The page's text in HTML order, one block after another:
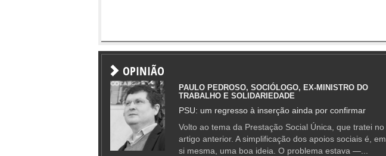
OPINIÃO
PAULO PEDROSO, SOCIÓLOGO, EX-MINISTRO DO
TRABALHO E SOLIDARIEDADE
PSU: um regresso à inserção ainda por confirmar
Volto ao tema da Prestação Social Única, que tratei no
artigo anterior. A simplificação dos apoios sociais é, em
si mesma, uma boa ideia. O problema estava —...